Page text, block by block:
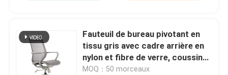
À propos de nous
Fauteuil de bureau pivotant en
tissu gris avec cadre arrière en
nylon et fibre de verre, coussin
en mousse moulée et roulettes
MOQ：50 morceaux